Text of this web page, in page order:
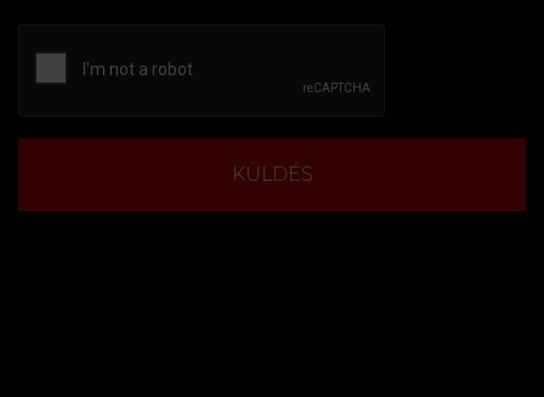
KÜLDÉS